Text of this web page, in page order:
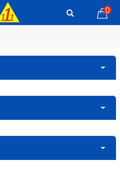
0